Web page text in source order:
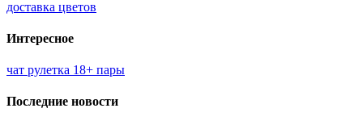
доставка цветов
Интересное
чат рулетка 18+ пары
Последние новости